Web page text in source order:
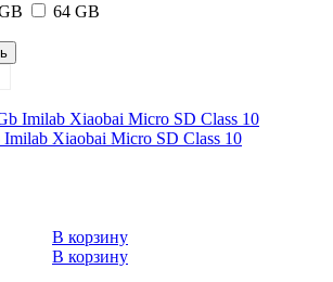
64 GB
Xiaobai Micro SD Class 10
В корзину
В корзину